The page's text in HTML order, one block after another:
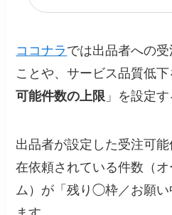
ココナラ では出品者への
ことや、サービス品質低下
可能件数の上限 」を設定
出品者が設定した受注可
在依頼されている件数（
ム）が「残り◯枠／お願